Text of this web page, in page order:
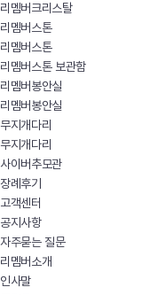
리멤버크리스탈
리멤버스톤
리멤버스톤
리멤버스톤 보관함
리멤버봉안실
리멤버봉안실
무지개다리
무지개다리
사이버추모관
장례후기
고객센터
공지사항
자주묻는 질문
리멤버소개
인사말